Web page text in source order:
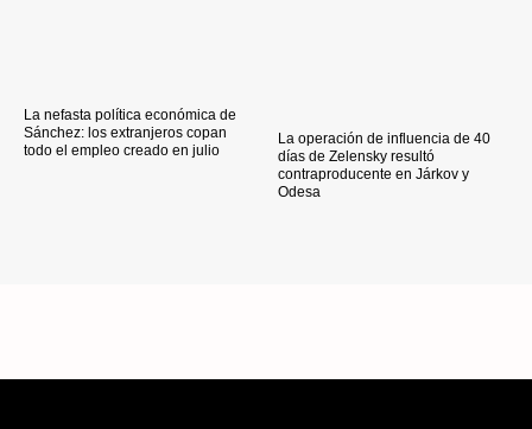
La nefasta política económica de
Sánchez: los extranjeros copan
todo el empleo creado en julio
La operación de influencia de 40
días de Zelensky resultó
contraproducente en Járkov y
Odesa